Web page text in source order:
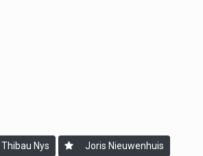
Thibau Nys Joris Nieuwenhuis